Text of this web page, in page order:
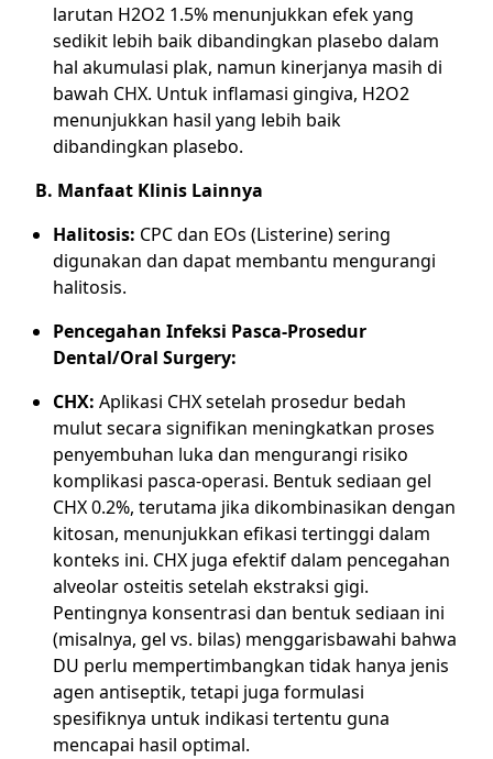
larutan H2O2 1.5% menunjukkan efek yang
sedikit lebih baik dibandingkan plasebo dalam
hal akumulasi plak, namun kinerjanya masih di
bawah CHX. Untuk inflamasi gingiva, H2O2
menunjukkan hasil yang lebih baik
dibandingkan plasebo.
B. Manfaat Klinis Lainnya
Halitosis: CPC dan EOs (Listerine) sering
digunakan dan dapat membantu mengurangi
halitosis.
Pencegahan Infeksi Pasca-Prosedur
Dental/Oral Surgery:
CHX: Aplikasi CHX setelah prosedur bedah
mulut secara signifikan meningkatkan proses
penyembuhan luka dan mengurangi risiko
komplikasi pasca-operasi. Bentuk sediaan gel
CHX 0.2%, terutama jika dikombinasikan dengan
kitosan, menunjukkan efikasi tertinggi dalam
konteks ini. CHX juga efektif dalam pencegahan
alveolar osteitis setelah ekstraksi gigi.
Pentingnya konsentrasi dan bentuk sediaan ini
(misalnya, gel vs. bilas) menggarisbawahi bahwa
DU perlu mempertimbangkan tidak hanya jenis
agen antiseptik, tetapi juga formulasi
spesifiknya untuk indikasi tertentu guna
mencapai hasil optimal.